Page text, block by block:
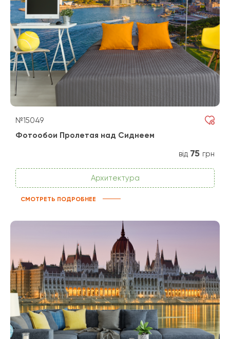
№15049
Фотообои Пролетая над Сиднеем
від 75 грн
Архитектура
СМОТРЕТЬ ПОДРОБНЕЕ